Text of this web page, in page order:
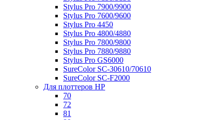
Stylus Pro 7900/9900
Stylus Pro 7600/9600
Stylus Pro 4450
Stylus Pro 4800/4880
Stylus Pro 7800/9800
Stylus Pro 7880/9880
Stylus Pro GS6000
SureColor SC-30610/70610
SureColor SC-F2000
Для плоттеров HP
70
72
81